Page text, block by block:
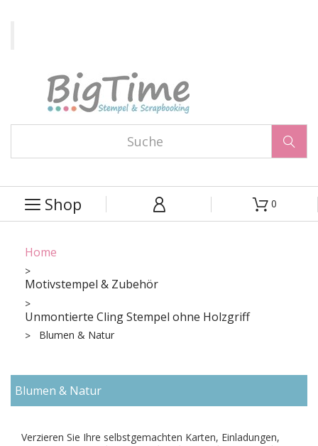

 Shop   0
Home
Motivstempel & Zubehör
Unmontierte Cling Stempel ohne Holzgriff
Blumen & Natur
Blumen & Natur
Verzieren Sie Ihre selbstgemachten Karten, Einladungen,